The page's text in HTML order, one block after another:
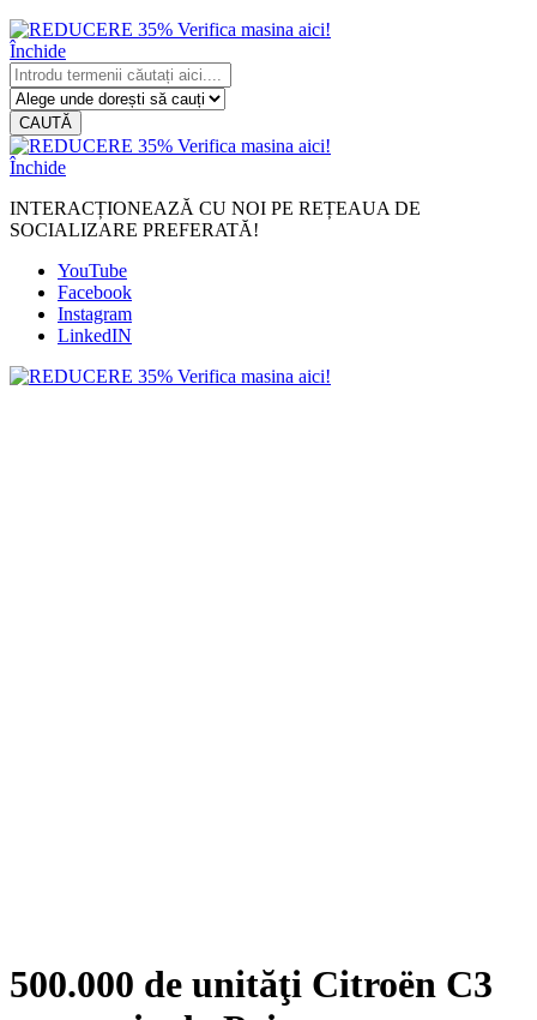
Închide
CAUTĂ
Închide
INTERACȚIONEAZĂ CU NOI PE REȚEAUA DE
SOCIALIZARE PREFERATĂ!
YouTube
Facebook
Instagram
LinkedIN
500.000 de unităţi Citroën C3